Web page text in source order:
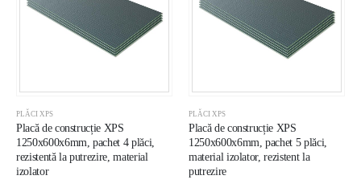
PLĂCI XPS
Placă de construcție XPS
1250x600x6mm, pachet 4 plăci,
rezistentă la putrezire, material
izolator
PLĂCI XPS
Placă de construcție XPS
1250x600x6mm, pachet 5 plăci,
material izolator, rezistent la
putrezire